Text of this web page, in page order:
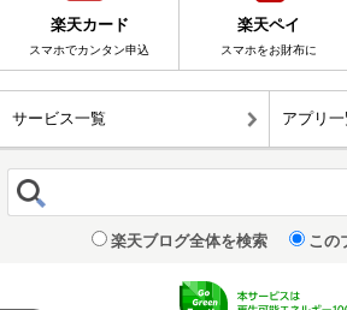
楽天カード
スマホでカンタン申込
楽天ペイ
スマホをお財布に
サービス一覧 アプリ一
楽天ブログ全体を検索 この